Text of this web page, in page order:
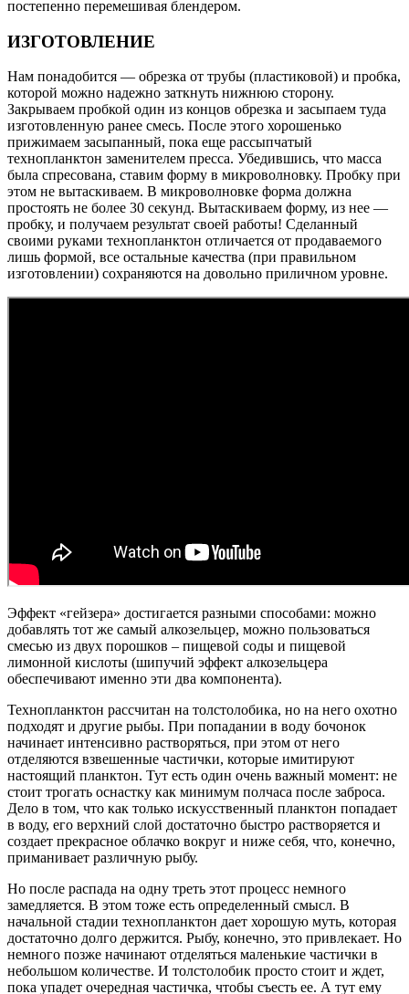
постепенно перемешивая блендером.
ИЗГОТОВЛЕНИЕ
Нам понадобится — обрезка от трубы (пластиковой) и пробка,
которой можно надежно заткнуть нижнюю сторону.
Закрываем пробкой один из концов обрезка и засыпаем туда
изготовленную ранее смесь. После этого хорошенько
прижимаем засыпанный, пока еще рассыпчатый
технопланктон заменителем пресса. Убедившись, что масса
была спресована, ставим форму в микроволновку. Пробку при
этом не вытаскиваем. В микроволновке форма должна
простоять не более 30 секунд. Вытаскиваем форму, из нее —
пробку, и получаем результат своей работы! Сделанный
своими руками технопланктон отличается от продаваемого
лишь формой, все остальные качества (при правильном
изготовлении) сохраняются на довольно приличном уровне.
Эффект «гейзера» достигается разными способами: можно
добавлять тот же самый алкозельцер, можно пользоваться
смесью из двух порошков – пищевой соды и пищевой
лимонной кислоты (шипучий эффект алкозельцера
обеспечивают именно эти два компонента).
Технопланктон рассчитан на толстолобика, но на него охотно
подходят и другие рыбы. При попадании в воду бочонок
начинает интенсивно растворяться, при этом от него
отделяются взвешенные частички, которые имитируют
настоящий планктон. Тут есть один очень важный момент: не
стоит трогать оснастку как минимум полчаса после заброса.
Дело в том, что как только искусственный планктон попадает
в воду, его верхний слой достаточно быстро растворяется и
создает прекрасное облачко вокруг и ниже себя, что, конечно,
приманивает различную рыбу.
Но после распада на одну треть этот процесс немного
замедляется. В этом тоже есть определенный смысл. В
начальной стадии технопланктон дает хорошую муть, которая
достаточно долго держится. Рыбу, конечно, это привлекает. Но
немного позже начинают отделяться маленькие частички в
небольшом количестве. И толстолобик просто стоит и ждет,
пока упадет очередная частичка, чтобы съесть ее. А тут ему